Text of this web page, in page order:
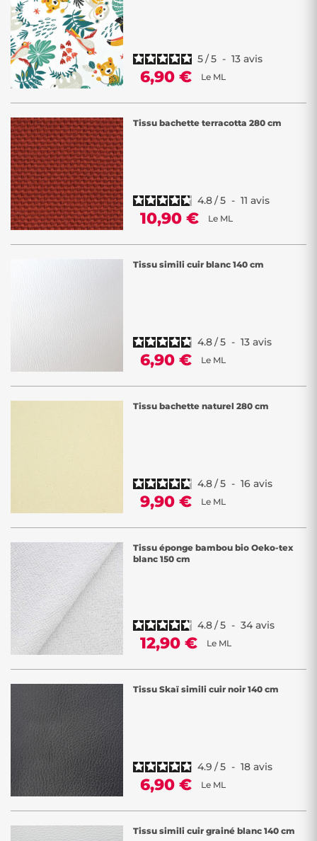
5/5 - 13 avis
6,90 € Le ML
Tissu bachette terracotta 280 cm
4.8/5 - 11 avis
10,90 € Le ML
Tissu simili cuir blanc 140 cm
4.8/5 - 13 avis
6,90 € Le ML
Tissu bachette naturel 280 cm
4.8/5 - 16 avis
9,90 € Le ML
Tissu éponge bambou bio Oeko-tex
blanc 150 cm
4.8/5 - 34 avis
12,90 € Le ML
Tissu Skaï simili cuir noir 140 cm
4.9 /5 - 18 avis
6,90 € Le ML
Tissu simili cuir grainé blanc 140 cm